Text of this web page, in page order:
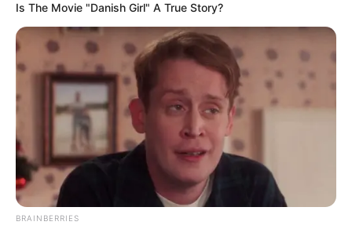
Is The Movie "Danish Girl" A True Story?
BRAINBERRIES